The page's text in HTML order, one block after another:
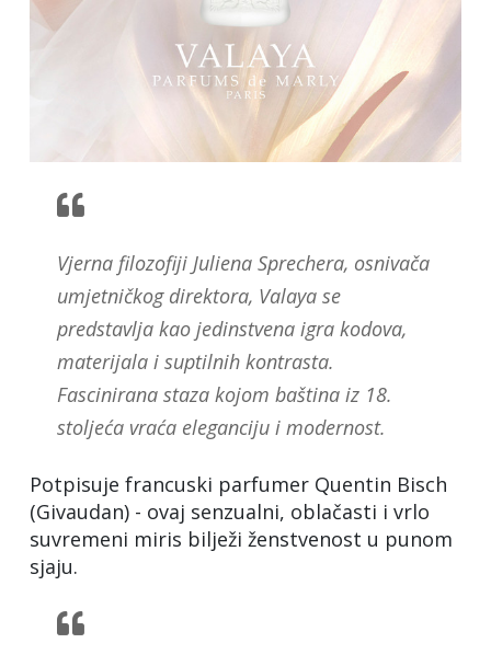
Vjerna filozofiji Juliena Sprechera, osnivača
umjetničkog direktora, Valaya se
predstavlja kao jedinstvena igra kodova,
materijala i suptilnih kontrasta.
Fascinirana staza kojom baština iz 18.
stoljeća vraća eleganciju i modernost.
Potpisuje francuski parfumer Quentin Bisch
(Givaudan) - ovaj senzualni, oblačasti i vrlo
suvremeni miris bilježi ženstvenost u punom
sjaju.